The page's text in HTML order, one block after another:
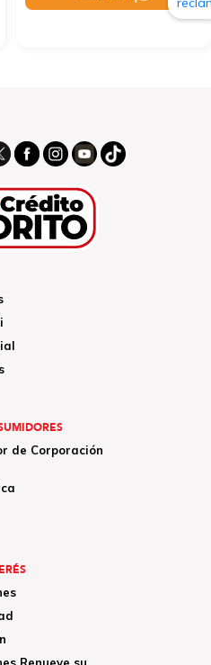
de Corporación